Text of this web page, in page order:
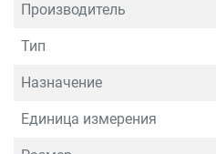
Производитель
Тип
Назначение
Единица измерения